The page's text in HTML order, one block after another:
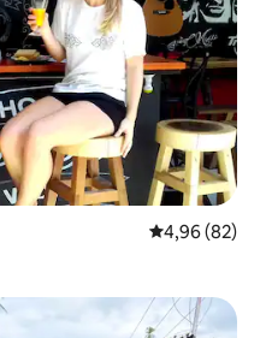
Prosječna
4,96 (82)